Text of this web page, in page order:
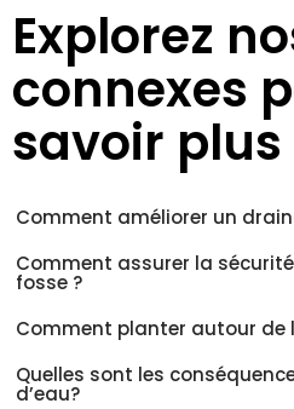
Explorez
connexes
savoir plus
Comment améliorer un
Comment assurer la
fosse ?
Comment planter autour de
Quelles sont les
d’eau?